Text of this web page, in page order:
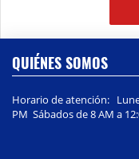
QUIÉNES SOMOS
Horario de atención:
PM Sábados de 8 AM a